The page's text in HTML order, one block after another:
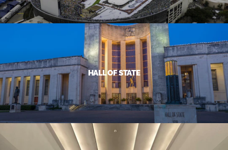
HALL OF STATE